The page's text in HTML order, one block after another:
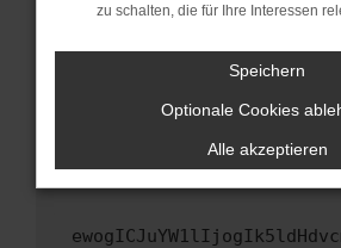
unterstützt werden.
Wende dich an den
Wenn du alle oben genannten
hast, kontaktiere uns bitte. Wir
versuchen, das Problem zu
uns diesen Text schicken, um
zu schalten, die für Ihre Interessen
Speichern
Optionale Cookies
Alle akzeptieren